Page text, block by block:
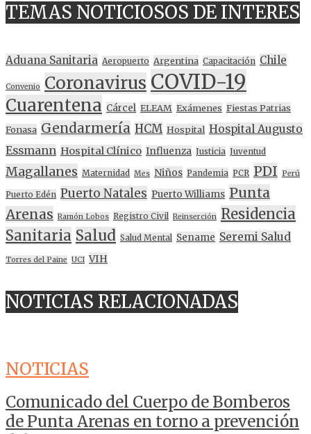
TEMAS NOTICIOSOS DE INTERES
Aduana Sanitaria Aeropuerto Argentina Capacitación Chile
Convenio Coronavirus COVID-19
Cuarentena Cárcel ELEAM Exámenes Fiestas Patrias
Fonasa Gendarmería HCM Hospital Hospital Augusto
Essmann Hospital Clínico Influenza Justicia Juventud
Magallanes Maternidad Mes Niños Pandemia PCR PDI Perú
Puerto Edén Puerto Natales Puerto Williams Punta
Arenas Ramón Lobos Registro Civil Reinserción Residencia
Sanitaria Salud Salud Mental Sename Seremi Salud
Torres del Paine UCI VIH
NOTICIAS RELACIONADAS
NOTICIAS
Comunicado del Cuerpo de Bomberos
de Punta Arenas en torno a prevención